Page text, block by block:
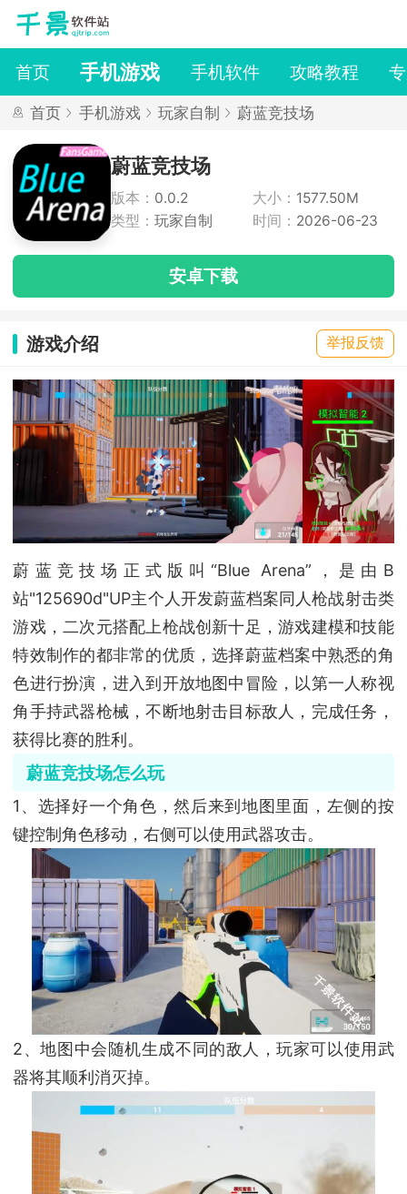
首页 手机游戏 手机软件 攻略教程
首页 手机游戏 玩家自制 蔚蓝竞技场
蔚蓝竞技场
版本： 0.0.2 大小： 1577.50M
类型： 玩家自制 时间： 2026-06-23
安卓下载
游戏介绍 举报反馈
蔚蓝竞技场正式版叫“Blue Arena”，是由B
站"125690d"UP主个人开发蔚蓝档案同人枪战射击类
游戏，二次元搭配上枪战创新十足，游戏建模和技能
特效制作的都非常的优质，选择蔚蓝档案中熟悉的角
色进行扮演，进入到开放地图中冒险，以第一人称视
角手持武器枪械，不断地射击目标敌人，完成任务，
获得比赛的胜利。
蔚蓝竞技场怎么玩
1、选择好一个角色，然后来到地图里面，左侧的按
键控制角色移动，右侧可以使用武器攻击。
2、地图中会随机生成不同的敌人，玩家可以使用武
器将其顺利消灭掉。